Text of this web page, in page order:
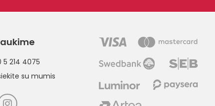
5 214 4075
su mumis